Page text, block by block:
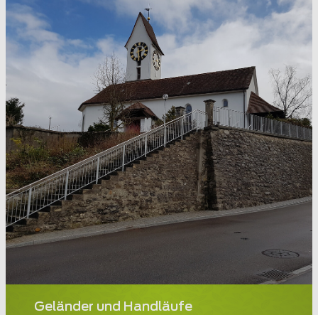
Geländer und Handläufe